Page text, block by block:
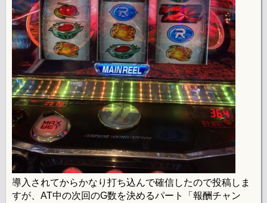
導入されてからかなり打ち込んで確信したので投稿しま
すが、AT中の次回のG数を決めるパート「報酬チャン